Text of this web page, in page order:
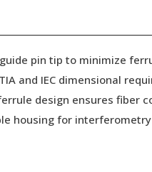
pin tip to minimize
and IEC dimensional
design ensures fiber
housing for